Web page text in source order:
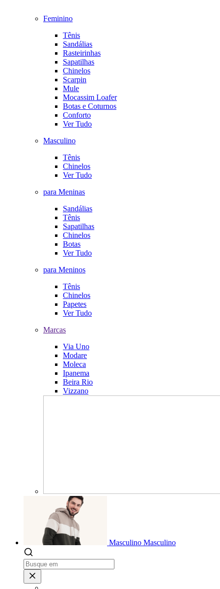
Feminino
Tênis
Sandálias
Rasteirinhas
Sapatilhas
Chinelos
Scarpin
Mule
Mocassim Loafer
Botas e Coturnos
Conforto
Ver Tudo
Masculino
Tênis
Chinelos
Ver Tudo
para Meninas
Sandálias
Tênis
Sapatilhas
Chinelos
Botas
Ver Tudo
para Meninos
Tênis
Chinelos
Papetes
Ver Tudo
Marcas
Via Uno
Modare
Moleca
Ipanema
Beira Rio
Vizzano
Masculino Masculino